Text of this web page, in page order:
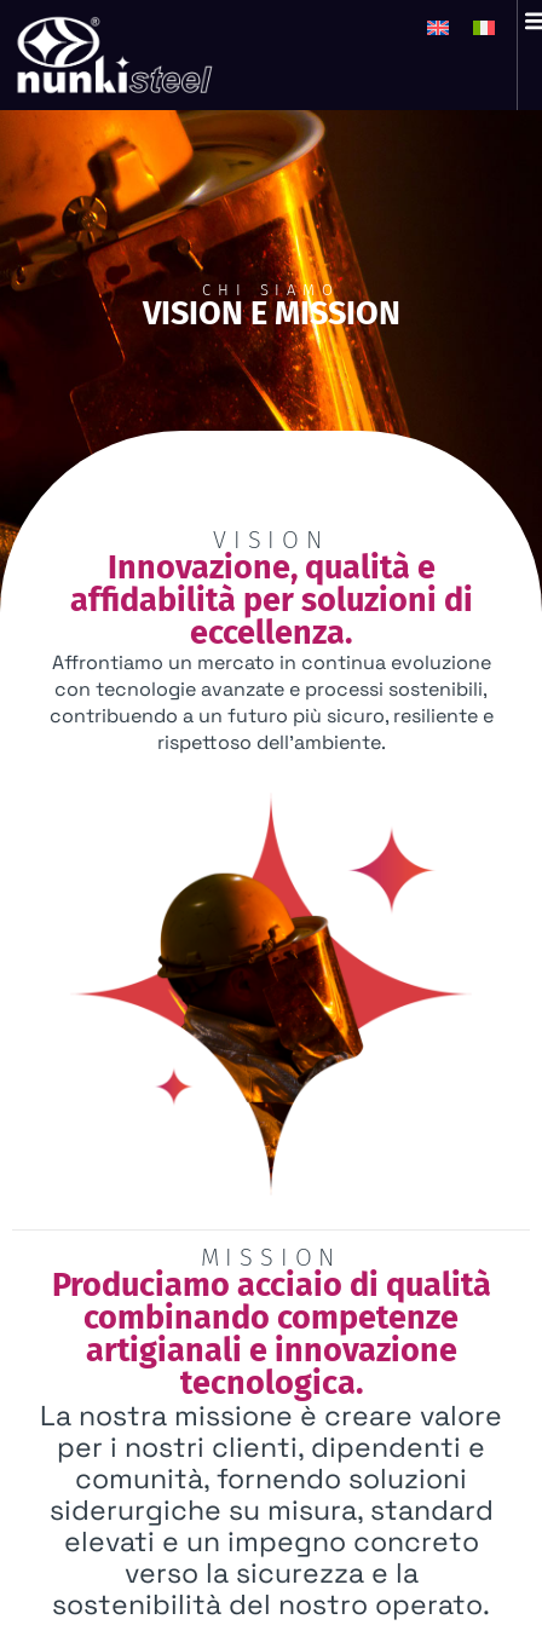
CHI SIAMO
VISION E MISSION
VISION
Innovazione, qualità e
affidabilità per soluzioni di
eccellenza.
Affrontiamo un mercato in continua evoluzione
con tecnologie avanzate e processi sostenibili,
contribuendo a un futuro più sicuro, resiliente e
rispettoso dell’ambiente.
MISSION
Produciamo acciaio di qualità
combinando competenze
artigianali e innovazione
tecnologica.
La nostra missione è creare valore
per i nostri clienti, dipendenti e
comunità, fornendo soluzioni
siderurgiche su misura, standard
elevati e un impegno concreto
verso la sicurezza e la
sostenibilità del nostro operato.